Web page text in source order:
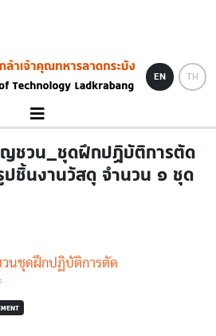
EN TH
ญชวน_ชุดฝึกปฏิบัติการตัด
ปชิ้นงานวัสดุ จำนวน ๑ ชุด
วนชุดฝึกปฏิบัติการตัด